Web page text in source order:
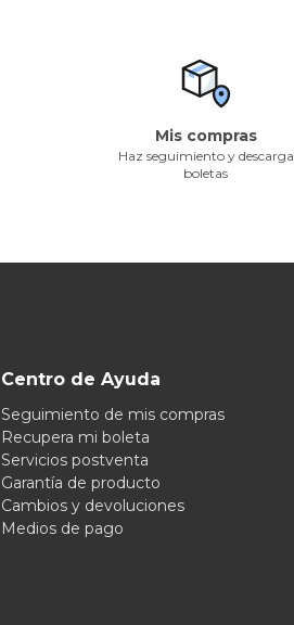
Mis compras
Haz seguimiento y descarga
boletas
Centro de Ayuda
Seguimiento de mis compras
Recupera mi boleta
Servicios postventa
Garantía de producto
Cambios y devoluciones
Medios de pago